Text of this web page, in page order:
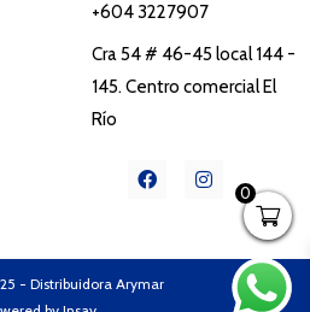
+604 3227907
Cra 54 # 46-45 local 144 -
145. Centro comercial El
Río
F
a
o
o
I
n
g
- Distribuidora Arymar
0